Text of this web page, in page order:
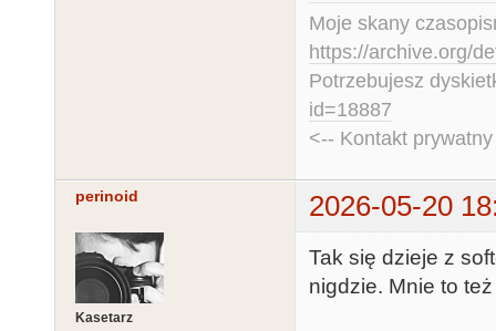
Moje skany
https://archive.org/
Potrzebujesz
id=18887
<-- Kontakt
perinoid 2026-05-20
Kasetarz
Tak się dzieje z
nigdzie. Mnie to